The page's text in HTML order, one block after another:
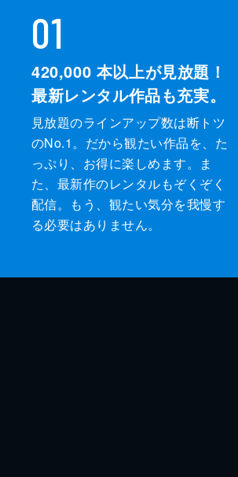
01
420,000 本以上が見放題！
最新レンタル作品も充実。
見放題のラインアップ数は断トツ
のNo.1。だから観たい作品を、た
っぷり、お得に楽しめます。ま
た、最新作のレンタルもぞくぞく
配信。もう、観たい気分を我慢す
る必要はありません。